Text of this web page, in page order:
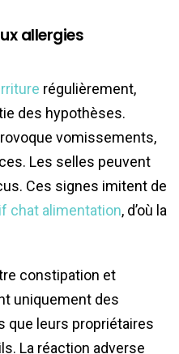
allergies
régulièrement,
des hypothèses.
vomissements,
Les selles peuvent
Ces signes imitent de
chat alimentation, d’où la
constipation et
uniquement des
que leurs propriétaires
La réaction adverse